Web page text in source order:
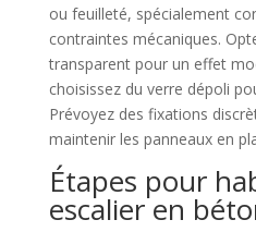
ou feuilleté, spécialement
contraintes mécaniques.
transparent pour un effet
choisissez du verre dépoli
Prévoyez des fixations
maintenir les panneaux en
Étapes pour
escalier en